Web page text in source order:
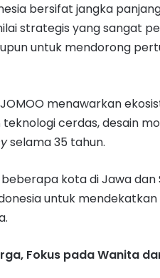
bersifat jangka
strategis yang sangat
untuk mendorong
menawarkan
cerdas, desain
selama 35 tahun.
kota di Jawa dan
untuk mendekatkan
, Fokus padaWanita